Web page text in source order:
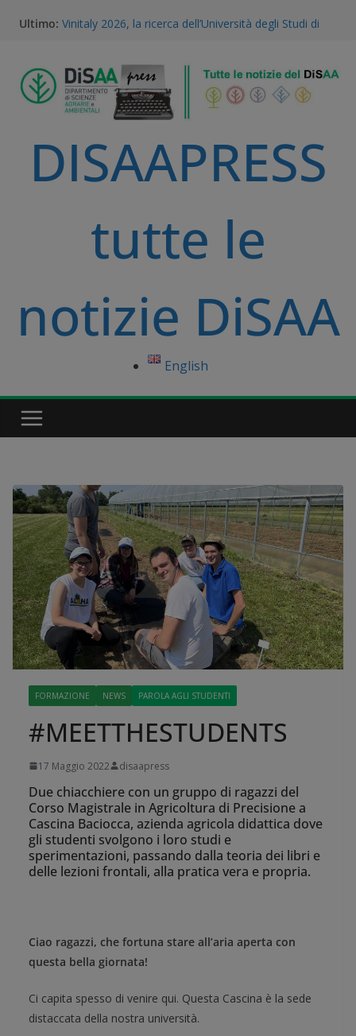
Ultimo: Vinitaly 2026, la ricerca dell’Università degli Studi di
Agroecologica: l’Unicità del Database AGROSUS
TEA, ricerca e proprietà intellettuale: l’expertise
scientifico della Statale di Milano al convegno
nazionale dell’Accademia dei Georgofili
Europeo è una svolta per la ricerca e l’agricoltura
sostenibile
A Volta Mantovana nasce il Mantua PSID, il primo
DISAAPRESS
tutte le
notizie DiSAA
English
FORMAZIONE NEWS PAROLA AGLI STUDENTI
#MEETTHESTUDENTS
17 Maggio 2022 disaapress
Due chiacchiere con un gruppo di ragazzi del
Corso Magistrale in Agricoltura di Precisione a
Cascina Baciocca, azienda agricola didattica dove
gli studenti svolgono i loro studi e
sperimentazioni, passando dalla teoria dei libri e
delle lezioni frontali, alla pratica vera e propria.
Ciao ragazzi, che fortuna stare all’aria aperta con
questa bella giornata!
Ci capita spesso di venire qui. Questa Cascina è la sede
distaccata della nostra università.